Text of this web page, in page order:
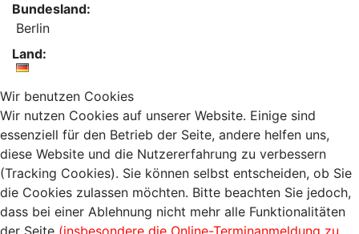
Bundesland:
Berlin
Land:
Wir benutzen Cookies
Wir nutzen Cookies auf unserer Website. Einige sind
essenziell für den Betrieb der Seite, andere helfen uns,
diese Website und die Nutzererfahrung zu verbessern
(Tracking Cookies). Sie können selbst entscheiden, ob Sie
die Cookies zulassen möchten. Bitte beachten Sie jedoch,
dass bei einer Ablehnung nicht mehr alle Funktionalitäten
der Seite (insbesondere die Online-Terminanmeldung zu